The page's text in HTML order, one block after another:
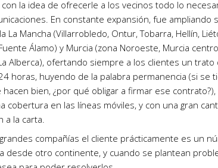
con la idea de ofrecerle a los vecinos todo lo
En constante expansión, fue ampliando
La Mancha (Villarrobledo, Ontur, Tobarra, Hellín,
Álamo) y Murcia (zona Noroeste, Murcia
Alberca), ofertando siempre a los clientes un
horas, huyendo de la palabra permanencia (si se
hacen bien, ¿por qué obligar a firmar ese
cobertura en las líneas móviles, y con una gran
a la carta.
compañías el cliente prácticamente es un
desde otro continente, y cuando se plantean